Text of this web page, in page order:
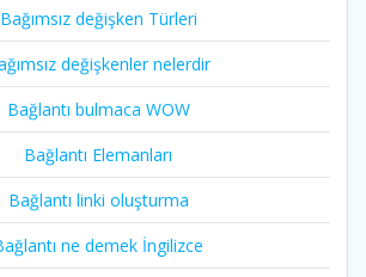
Bağımsız değişken Türleri
değişkenler nelerdir
Bağlantı bulmaca WOW
Bağlantı Elemanları
Bağlantı linki oluşturma
ne demek İngilizce